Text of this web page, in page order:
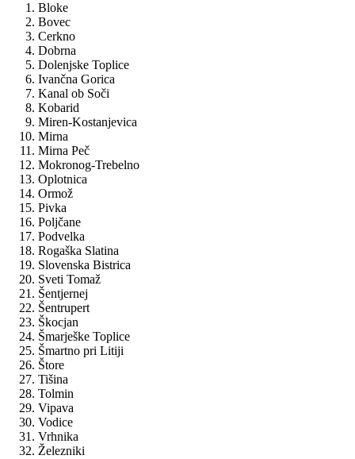
Bloke
Bovec
Cerkno
Dobrna
Dolenjske Toplice
Ivančna Gorica
Kanal ob Soči
Kobarid
Miren-Kostanjevica
Mirna
Mirna Peč
Mokronog-Trebelno
Oplotnica
Ormož
Pivka
Poljčane
Podvelka
Rogaška Slatina
Slovenska Bistrica
Sveti Tomaž
Šentjernej
Šentrupert
Škocjan
Šmarješke Toplice
Šmartno pri Litiji
Štore
Tišina
Tolmin
Vipava
Vodice
Vrhnika
Železniki